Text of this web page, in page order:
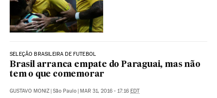
SELEÇÃO BRASILEIRA DE FUTEBOL
Brasil arranca empate do Paraguai, mas não
tem o que comemorar
GUSTAVO MONIZ São Paulo MAR 31, 2016 - 17:16 EDT